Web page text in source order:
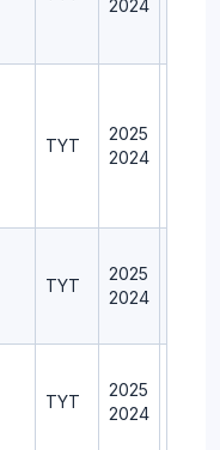
2024
TYT
2025
2024
TYT
2025
2024
TYT
2025
2024